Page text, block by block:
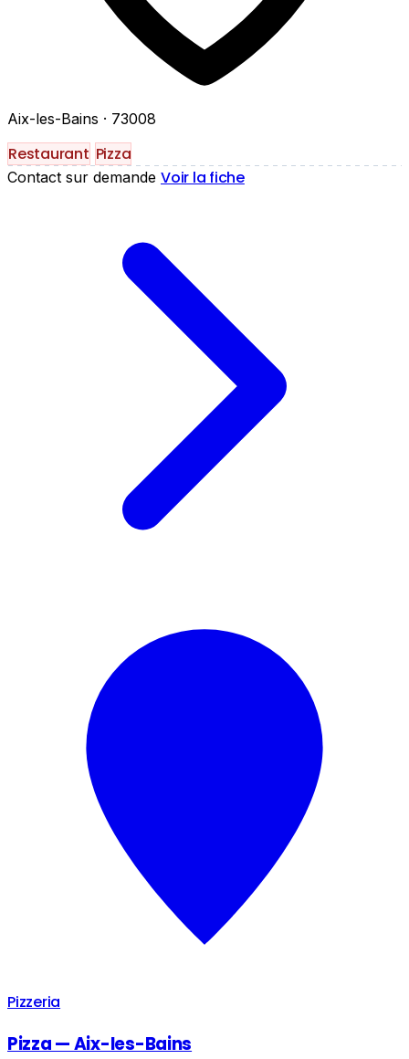
Aix-les-Bains · 73008
Restaurant Pizza
Contact sur demande Voir la fiche
Pizzeria
Pizza — Aix-les-Bains